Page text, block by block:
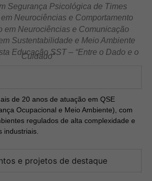
Segurança Psicológica de Times
Neurociências e Comportamento
em Neurociências e Comunicação
Sustentabilidade e Meio Ambiente
Educação SST – “Entre o Dado e o
Cuidado”
de 20 anos de atuação em QSE
Ocupacional e Meio Ambiente), com
regulados de alta complexidade e
industriais.
e projetos de destaque